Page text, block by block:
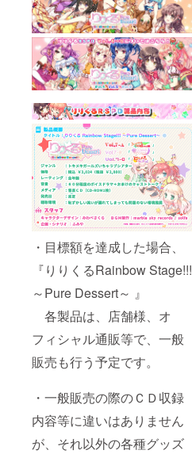
・目標額を達成した場合、
『りりくるRainbow Stage!!!
～Pure Dessert～ 』
各製品は、店舗様、オ
フィシャル通販等で、一般
販売も行う予定です。
・一般販売の際のＣＤ収録
内容等に違いはありません
が、それ以外の各種グッズ